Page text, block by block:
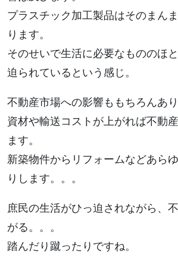
プラスチック加工製品はそのまん
ります。
そのせいで生活に必要なもののほ
迫られているという感じ。
不動産市場への影響ももちろんあり
資材や輸送コストが上がれば不動
ます。
新築物件からリフォームなどあら
りします。。。
庶民の生活がひっ迫されながら、
がる。。。
踏んだり蹴ったりですね。